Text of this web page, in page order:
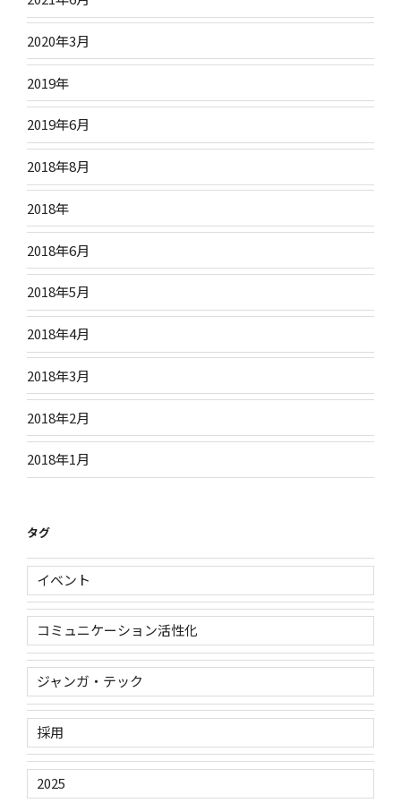
2020年3月
2019年
2019年6月
2018年8月
2018年
2018年6月
2018年5月
2018年4月
2018年3月
2018年2月
2018年1月
タグ
イベント
コミュニケーション活性化
ジャンガ・テック
採用
2025